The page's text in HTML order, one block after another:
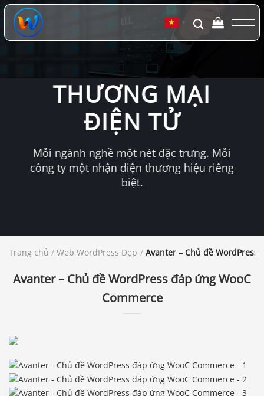
Chuyển
đến
dung
▼
THƯƠNG MẠI
ĐIỆN TỬ
Mỗi ngành nghề một nét đặc trưng. Mỗi
công ty một nhận diện thương hiệu riêng
biệt.
Trang chủ / Web WordPress Đẹp / Avanter – Chủ đề WordPress
Avanter – Chủ đề WordPress đáp ứng WooC
Commerce